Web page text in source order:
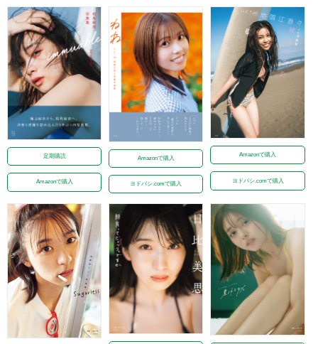
定期購読
Amazonで購入
Amazonで購入
ヨドバシ.comで購入
Amazonで購入
ヨドバシ.comで購入